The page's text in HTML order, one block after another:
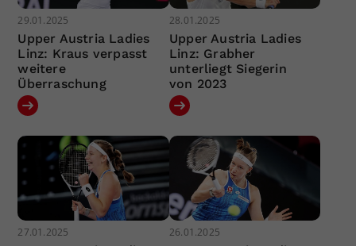
29.01.2025
Upper Austria Ladies
Linz: Kraus verpasst
weitere
Überraschung
28.01.2025
Upper Austria Ladies
Linz: Grabher
unterliegt Siegerin
von 2023
27.01.2025 26.01.2025